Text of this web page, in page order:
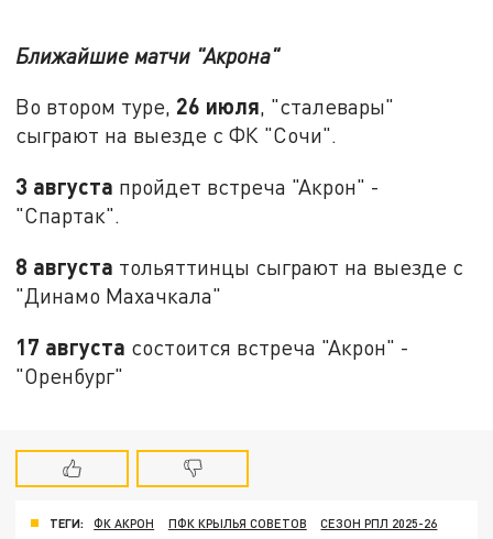
Ближайшие матчи "Акрона"
Во втором туре, 26 июля, "сталевары"
сыграют на выезде с ФК "Сочи".
3 августа пройдет встреча "Акрон" -
"Спартак".
8 августа тольяттинцы сыграют на выезде с
"Динамо Махачкала"
17 августа состоится встреча "Акрон" -
"Оренбург"
ТЕГИ: ФК АКРОН ПФК КРЫЛЬЯ СОВЕТОВ СЕЗОН РПЛ 2025-26